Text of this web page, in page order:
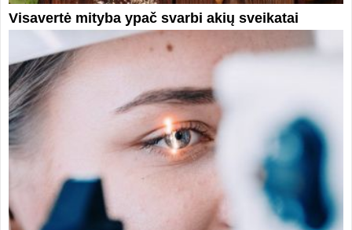
Visavertė mityba ypač svarbi akių sveikatai